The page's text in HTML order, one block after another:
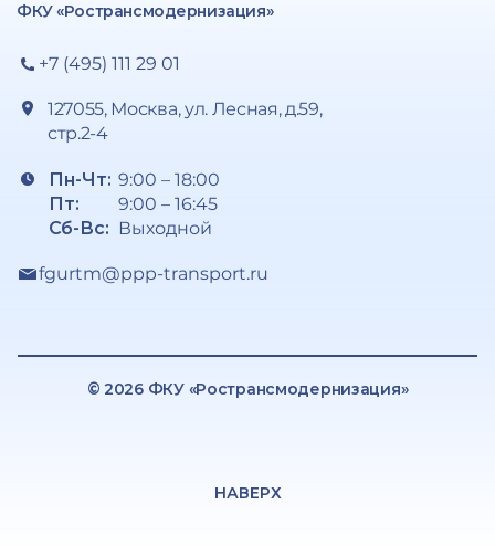
ФКУ «Ространсмодернизация»
+7 (495) 111 29 01
127055, Москва, ул. Лесная, д.59,
стр.2-4
Пн-Чт:
Пт:
Сб-Вс:
9:00 – 18:00
9:00 – 16:45
Выходной
fgurtm@ppp-transport.ru
© 2026 ФКУ «Ространсмодернизация»
НАВЕРХ